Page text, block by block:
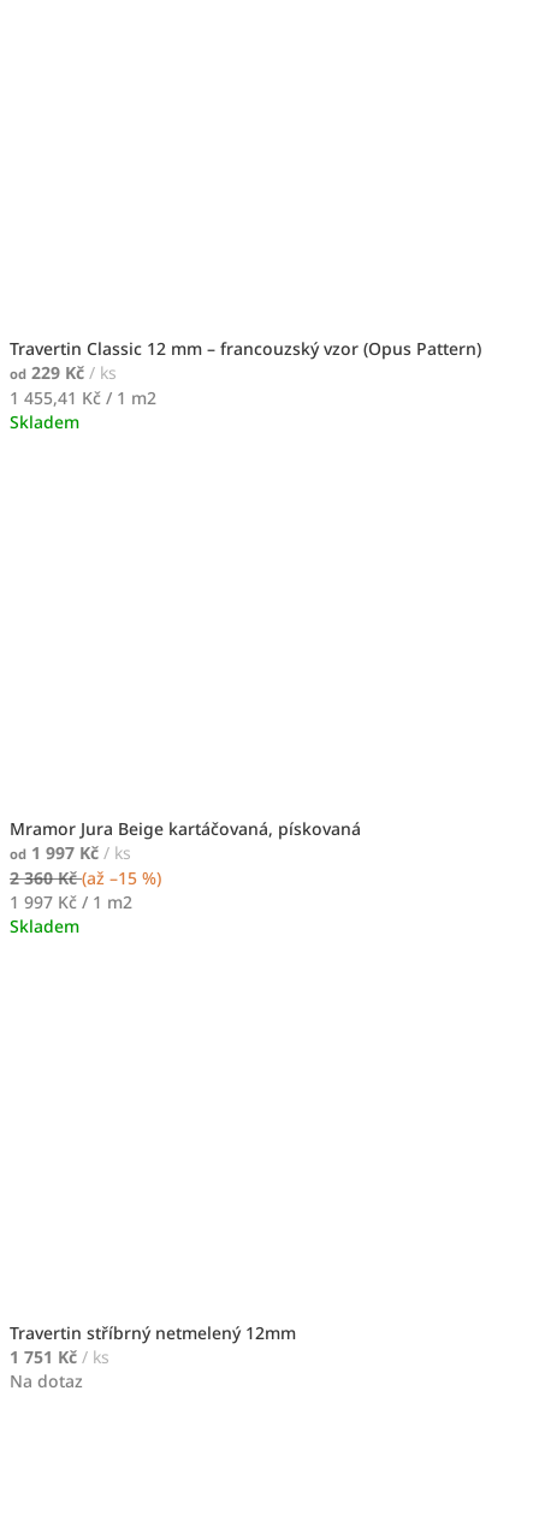
Travertin Classic 12 mm – francouzský vzor (Opus Pattern)
od 229 Kč / ks
Měrná
cena:
1 455,41 Kč / 1 m2
Skladem
Mramor Jura Beige kartáčovaná, pískovaná
od 1 997 Kč / ks
2 360 Kč (až –15 %)
Měrná
cena:
1 997 Kč / 1 m2
Skladem
Travertin stříbrný netmelený 12mm
1 751 Kč / ks
Na dotaz